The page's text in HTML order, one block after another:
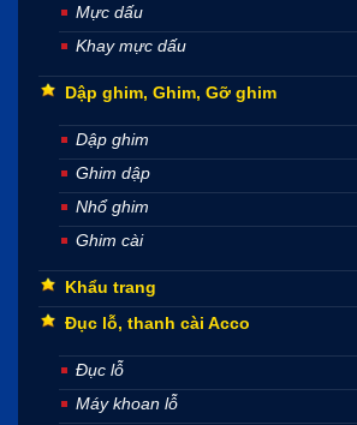
Mực dấu
Khay mực dấu
Dập ghim, Ghim, Gỡ ghim
Dập ghim
Ghim dập
Nhổ ghim
Ghim cài
Khẩu trang
Đục lỗ, thanh cài Acco
Đục lỗ
Máy khoan lỗ